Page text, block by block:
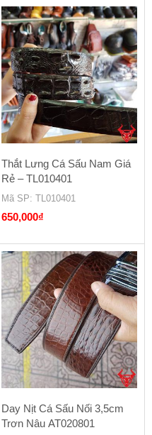
là:
700,000₫.
tại
là:
650,000₫.
Thắt Lưng Cá Sấu Nam Giá
Rẻ – TL010401
Mã SP: TL010401
650,000₫
Day Nịt Cá Sấu Nối 3,5cm
Trơn Nâu AT020801